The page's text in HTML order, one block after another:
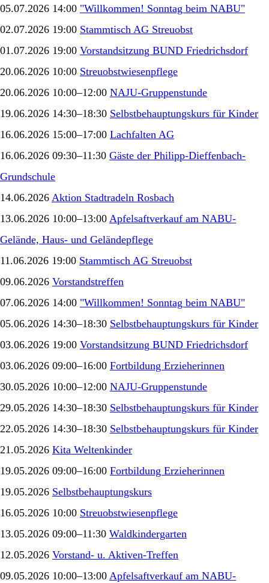
05.07.2026 14:00 "Willkommen! Sonntag beim NABU"
02.07.2026 19:00 Stammtisch AG Streuobst
01.07.2026 19:00 Vorstandsitzung BUND Friedrichsdorf
20.06.2026 10:00 Streuobstwiesenpflege
20.06.2026 10:00–12:00 NAJU-Gruppenstunde
19.06.2026 14:30–18:30 Selbstbehauptungskurs für Kinder
16.06.2026 15:00–17:00 Lachfalten AG
16.06.2026 09:30–11:30 Gäste der Philipp-Dieffenbach-
Grundschule
14.06.2026 Aktion Stadtradeln Rosbach
13.06.2026 10:00–13:00 Apfelsaftverkauf am NABU-
Gelände, Haus- und Geländepflege
11.06.2026 19:00 Stammtisch AG Streuobst
09.06.2026 Vorstandstreffen
07.06.2026 14:00 "Willkommen! Sonntag beim NABU"
05.06.2026 14:30–18:30 Selbstbehauptungskurs für Kinder
03.06.2026 19:00 Vorstandsitzung BUND Friedrichsdorf
03.06.2026 09:00–16:00 Fortbildung Erzieherinnen
30.05.2026 10:00–12:00 NAJU-Gruppenstunde
29.05.2026 14:30–18:30 Selbstbehauptungskurs für Kinder
22.05.2026 14:30–18:30 Selbstbehauptungskurs für Kinder
21.05.2026 Kita Weltenkinder
19.05.2026 09:00–16:00 Fortbildung Erzieherinnen
19.05.2026 Selbstbehauptungskurs
16.05.2026 10:00 Streuobstwiesenpflege
13.05.2026 09:00–11:30 Waldkindergarten
12.05.2026 Vorstand- u. Aktiven-Treffen
09.05.2026 10:00–13:00 Apfelsaftverkauf am NABU-